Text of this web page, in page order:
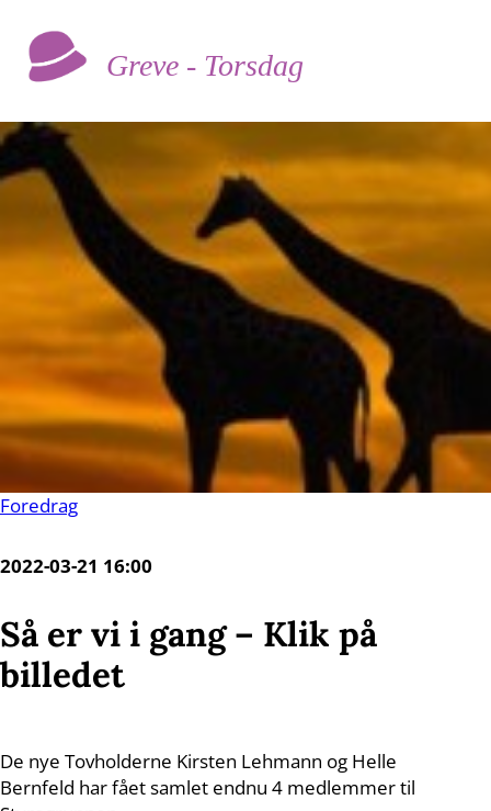
Greve - Torsdag
Foredrag
2022-03-21 16:00
Så er vi i gang – Klik på
billedet
De nye Tovholderne Kirsten Lehmann og Helle
Bernfeld har fået samlet endnu 4 medlemmer til